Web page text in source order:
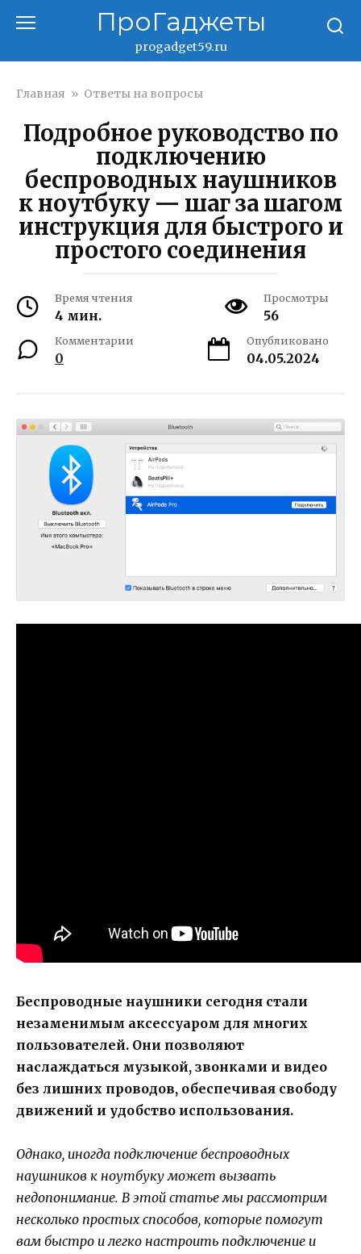
ПроГаджеты
progadget59.ru
Главная » Ответы на вопросы
Подробное руководство по
подключению
беспроводных наушников
к ноутбуку — шаг за шагом
инструкция для быстрого и
простого соединения
Время чтения
4 мин.
Просмотры
56
Комментарии
0
Опубликовано
04.05.2024
Беспроводные наушники сегодня стали
незаменимым аксессуаром для многих
пользователей. Они позволяют
наслаждаться музыкой, звонками и видео
без лишних проводов, обеспечивая свободу
движений и удобство использования.
Однако, иногда подключение беспроводных
наушников к ноутбуку может вызвать
недопонимание. В этой статье мы рассмотрим
несколько простых способов, которые помогут
вам быстро и легко настроить подключение и